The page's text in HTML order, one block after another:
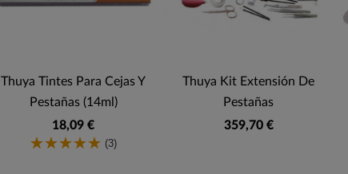
Thuya Tintes Para Cejas Y
Pestañas (14ml)
18,09 €
(3)
Thuya Kit Extensión De
Pestañas
359,70 €